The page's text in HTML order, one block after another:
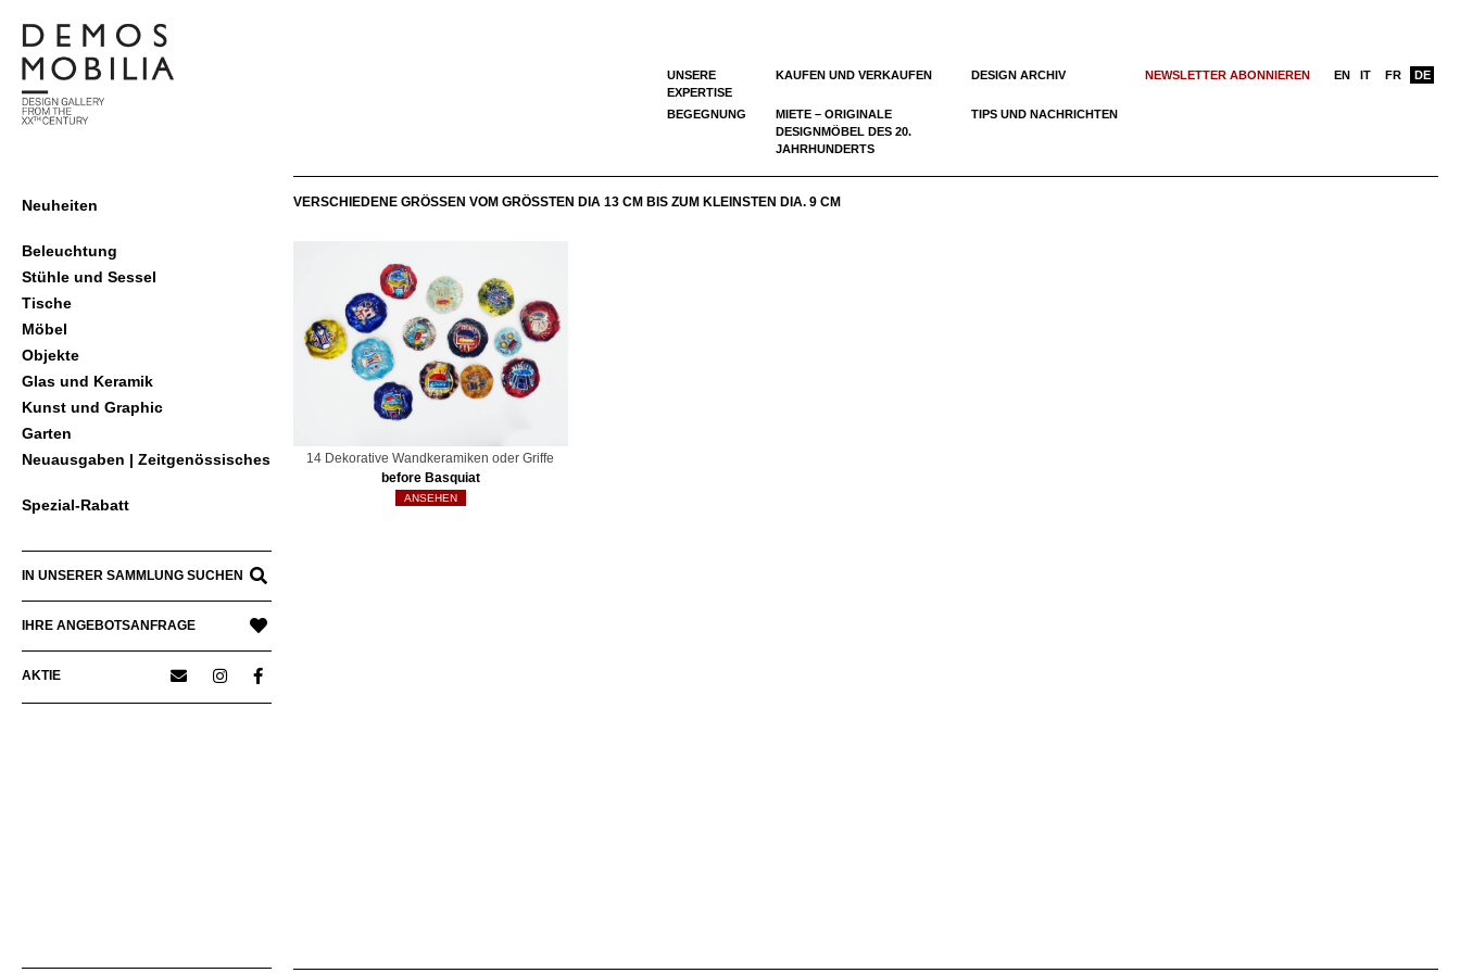
content
Primary
Menu
Neuheiten
Beleuchtung
Stühle und Sessel
Tische
Möbel
Objekte
Glas und Keramik
Kunst und Graphic
Garten
Neuausgaben | Zeitgenössisches
Spezial-Rabatt
IN UNSERER SAMMLUNG SUCHEN
IHRE ANGEBOTSANFRAGE
AKTIE
UNSERE
EXPERTISE
KAUFEN UND VERKAUFEN DESIGN ARCHIV NEWSLETTER ABONNIEREN
BEGEGNUNG
MIETE – ORIGINALE
DESIGNMÖBEL DES 20.
JAHRHUNDERTS
TIPS UND NACHRICHTEN
EN IT FR DE
VERSCHIEDENE GRÖSSEN VOM GRÖSSTEN DIA 13 CM BIS ZUM KLEINSTEN DIA. 9 CM
14 Dekorative Wandkeramiken oder Griffe
before Basquiat
ANSEHEN